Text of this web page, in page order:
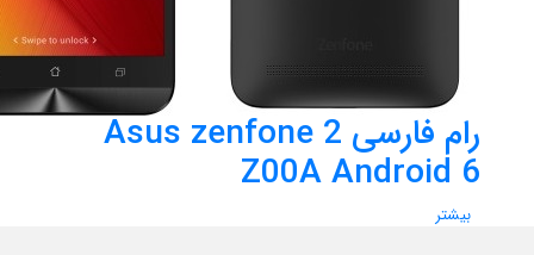
رام فارسی Asus zenfone 2
Z00A Android 6
بیشتر